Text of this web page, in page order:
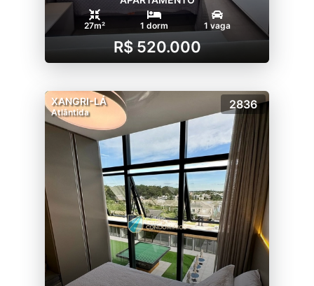
27m² 1 dorm 1 vaga
R$ 520.000
XANGRI-LÁ
Atlântida
2836